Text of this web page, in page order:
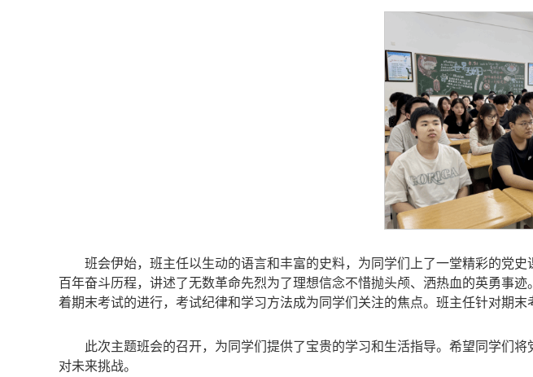
班会伊始，班主任以生动的语言和丰富的史料，为同学们上了一堂精彩的党
百年奋斗历程，讲述了无数革命先烈为了理想信念不惜抛头颅、洒热血的英勇事
着期末考试的进行，考试纪律和学习方法成为同学们关注的焦点。班主任针对期
此次主题班会的召开，为同学们提供了宝贵的学习和生活指导。希望同学们
对未来挑战。